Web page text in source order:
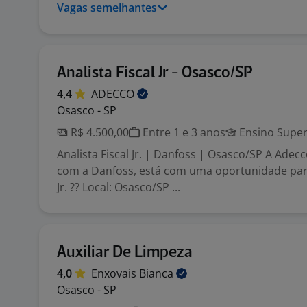
Vagas semelhantes
Analista Fiscal Jr - Osasco/SP
4,4
ADECCO
Osasco - SP
R$ 4.500,00
Entre 1 e 3 anos Ensino
Analista Fiscal Jr. | Danfoss | Osasco/SP A
com a Danfoss, está com uma oportunidade
Jr. ?? Local: Osasco/SP ...
Auxiliar De Limpeza
4,0 Enxovais Bianca
Osasco - SP